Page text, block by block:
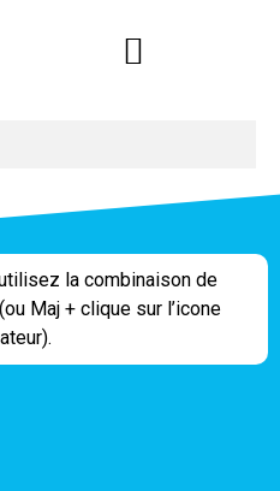
la combinaison de
Maj + clique sur l’icone